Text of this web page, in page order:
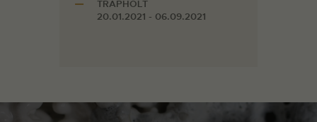
TRAPHOLT
20.01.2021 - 06.09.2021